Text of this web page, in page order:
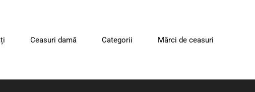
Ceasuri damă Categorii Mărci de ceasuri